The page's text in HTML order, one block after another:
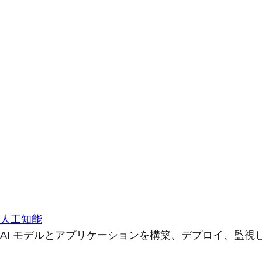
人工知能
AI モデルとアプリケーションを構築、デプロイ、監視